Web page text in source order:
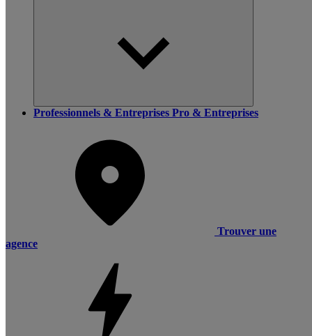
Professionnels & Entreprises Pro & Entreprises
Trouver une
agence